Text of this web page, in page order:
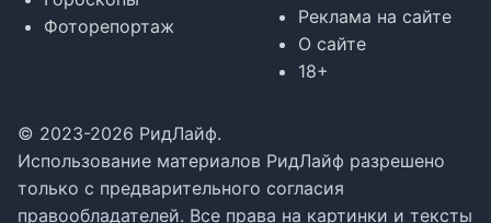
Фоторепортаж
Реклама на сайте
О сайте
18+
© 2023-2026 РидЛайф.
Использование материалов РидЛайф разрешено
только с предварительного согласия
правообладателей. Все права на картинки и тексты